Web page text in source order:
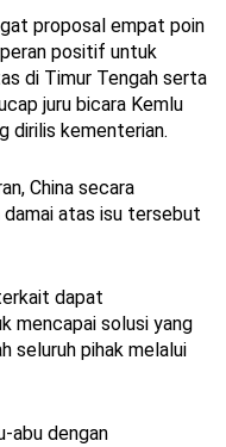
proposal empat poin
positif untuk
di Timur Tengah serta
juru bicara Kemlu
dirilis kementerian.
China secara
atas isu tersebut
dapat
mencapai solusi yang
seluruh pihak melalui
abu dengan